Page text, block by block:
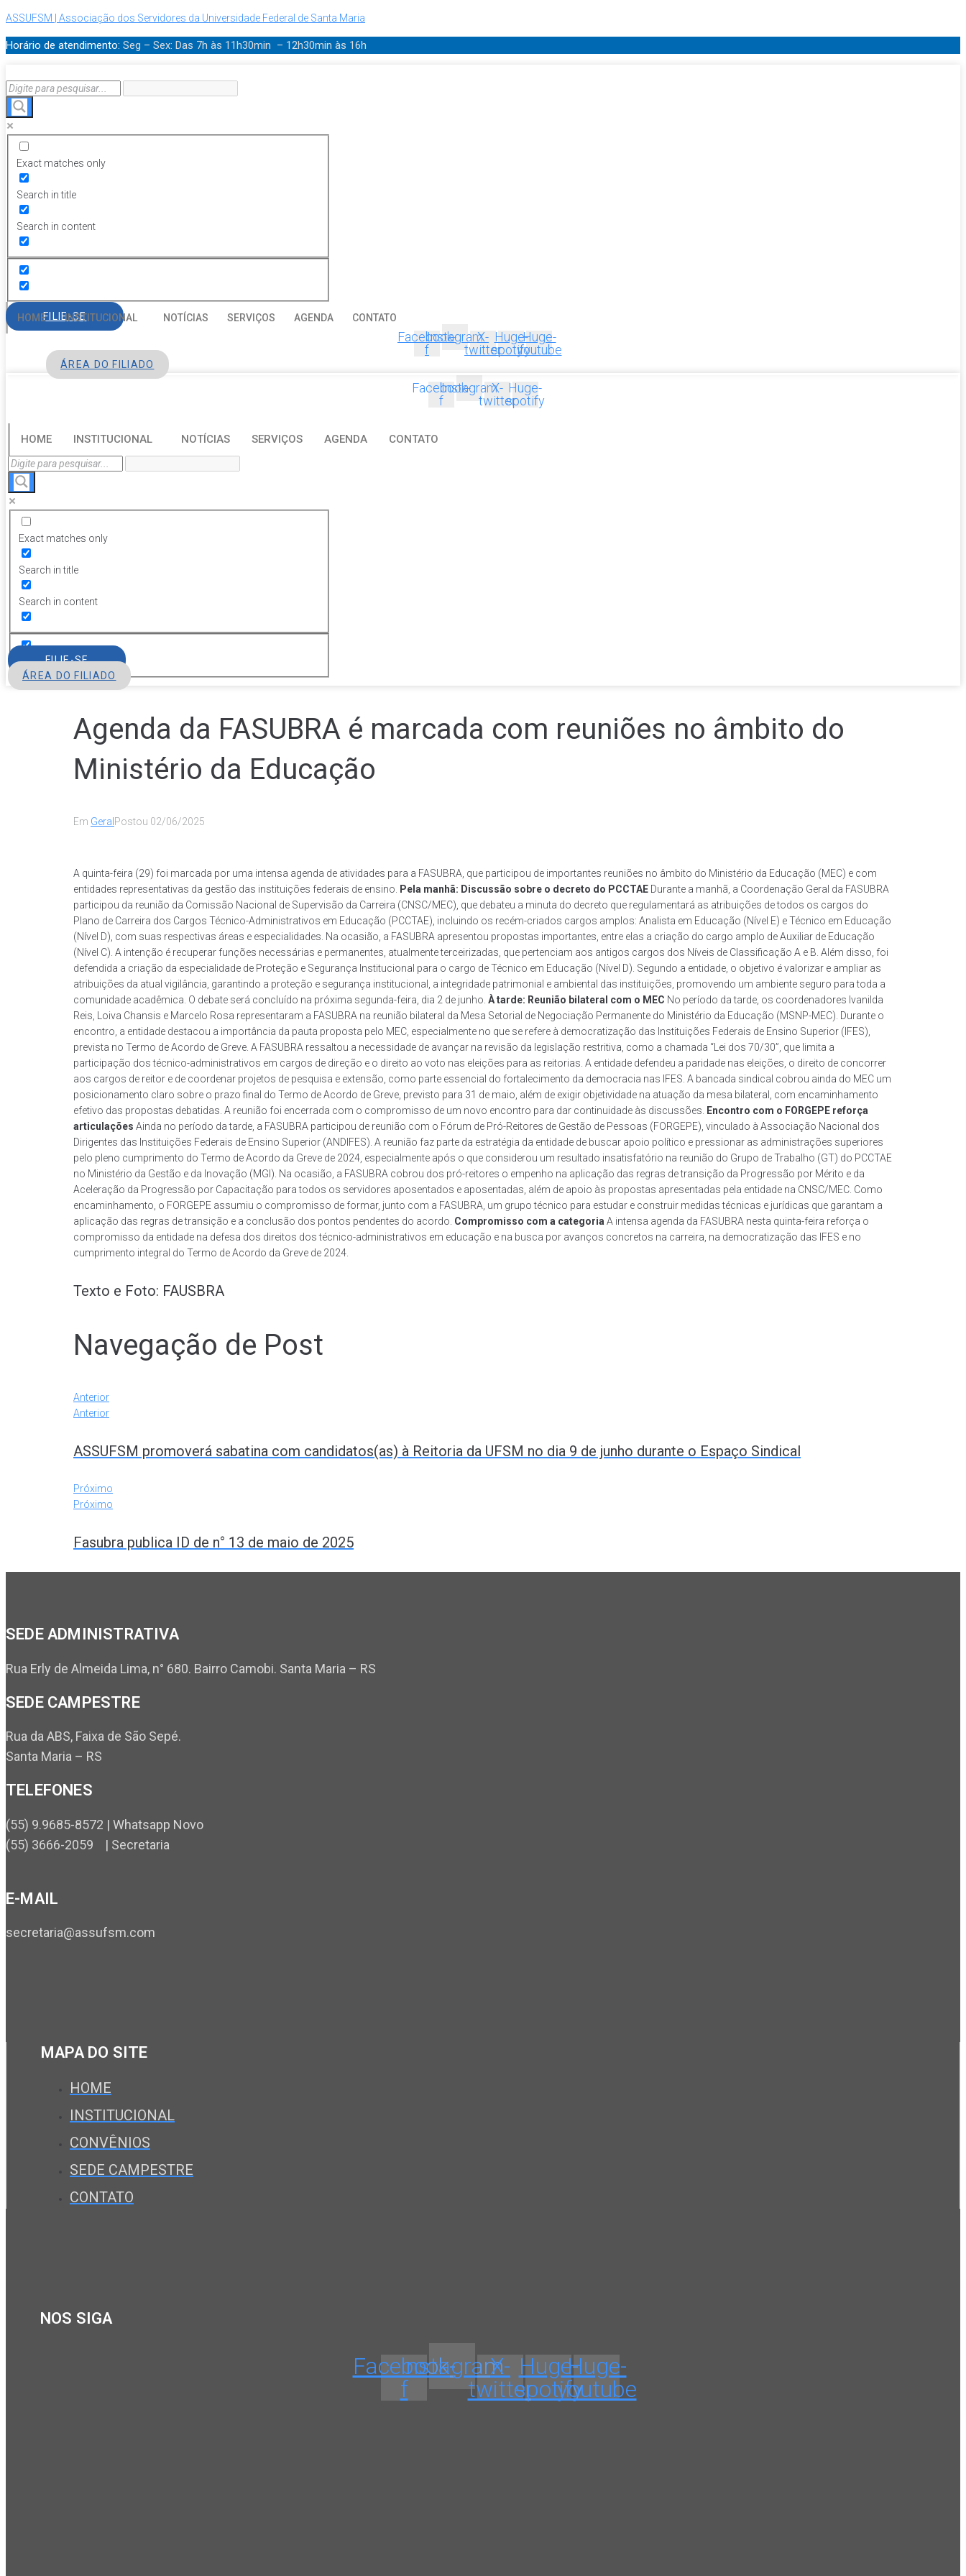
ASSUFSM | Associação dos Servidores da Universidade Federal de Santa Maria
Horário de atendimento: Seg – Sex: Das 7h às 11h30min – 12h30min às 16h
Exact matches only
Search in title
Search in content
HOME INSTITUCIONAL NOTÍCIAS SERVIÇOS AGENDA CONTATO
FILIE-SE
Facebook-
f
InstagramX-
twitter
Huge-
spotify
Huge-
youtube
ÁREA DO FILIADO
Facebook-
f
InstagramX-
twitter
Huge-
spotify
HOME INSTITUCIONAL NOTÍCIAS SERVIÇOS AGENDA CONTATO
Exact matches only
Search in title
Search in content
FILIE-SE
ÁREA DO FILIADO
Agenda da FASUBRA é marcada com reuniões no âmbito do
Ministério da Educação
Em Geral Postou 02/06/2025
A quinta-feira (29) foi marcada por uma intensa agenda de atividades para a FASUBRA, que participou de importantes reuniões no âmbito do Ministério da Educação (MEC) e com
entidades representativas da gestão das instituições federais de ensino.
Pela manhã: Discussão sobre o decreto do PCCTAE Durante a manhã, a Coordenação Geral da FASUBRA
participou da reunião da Comissão Nacional de Supervisão da Carreira (CNSC/MEC), que debateu a minuta do decreto que regulamentará as atribuições de todos os cargos do
Plano de Carreira dos Cargos Técnico-Administrativos em Educação (PCCTAE), incluindo os recém-criados cargos amplos: Analista em Educação (Nível E) e Técnico em Educação
(Nível D), com suas respectivas áreas e especialidades. Na ocasião, a FASUBRA apresentou propostas importantes, entre elas a criação do cargo amplo de Auxiliar de Educação
(Nível C). A intenção é recuperar funções necessárias e permanentes, atualmente terceirizadas, que pertenciam aos antigos cargos dos Níveis de Classificação A e B. Além disso, foi
defendida a criação da especialidade de Proteção e Segurança Institucional para o cargo de Técnico em Educação (Nível D). Segundo a entidade, o objetivo é valorizar e ampliar as
atribuições da atual vigilância, garantindo a proteção e segurança institucional, a integridade patrimonial e ambiental das instituições, promovendo um ambiente seguro para toda a
comunidade acadêmica. O debate será concluído na próxima segunda-feira, dia 2 de junho. À tarde: Reunião bilateral com o MEC No período da tarde, os coordenadores Ivanilda
Reis, Loiva Chansis e Marcelo Rosa representaram a FASUBRA na reunião bilateral da Mesa Setorial de Negociação Permanente do Ministério da Educação (MSNP-MEC). Durante o
encontro, a entidade destacou a importância da pauta proposta pelo MEC, especialmente no que se refere à democratização das Instituições Federais de Ensino Superior (IFES),
prevista no Termo de Acordo de Greve. A FASUBRA ressaltou a necessidade de avançar na revisão da legislação restritiva, como a chamada “Lei dos 70/30”, que limita a
participação dos técnico-administrativos em cargos de direção e o direito ao voto nas eleições para as reitorias. A entidade defendeu a paridade nas eleições, o direito de concorrer
aos cargos de reitor e de coordenar projetos de pesquisa e extensão, como parte essencial do fortalecimento da democracia nas IFES. A bancada sindical cobrou ainda do MEC um
posicionamento claro sobre o prazo final do Termo de Acordo de Greve, previsto para 31 de maio, além de exigir objetividade na atuação da mesa bilateral, com encaminhamento
efetivo das propostas debatidas. A reunião foi encerrada com o compromisso de um novo encontro para dar continuidade às discussões.
Encontro com o FORGEPE reforça
articulações Ainda no período da tarde, a FASUBRA participou de reunião com o Fórum de Pró-Reitores de Gestão de Pessoas (FORGEPE), vinculado à Associação Nacional dos
Dirigentes das Instituições Federais de Ensino Superior (ANDIFES). A reunião faz parte da estratégia da entidade de buscar apoio político e pressionar as administrações superiores
pelo pleno cumprimento do Termo de Acordo da Greve de 2024, especialmente após o que considerou um resultado insatisfatório na reunião do Grupo de Trabalho (GT) do PCCTAE
no Ministério da Gestão e da Inovação (MGI). Na ocasião, a FASUBRA cobrou dos pró-reitores o empenho na aplicação das regras de transição da Progressão por Mérito e da
Aceleração da Progressão por Capacitação para todos os servidores aposentados e aposentadas, além de apoio às propostas apresentadas pela entidade na CNSC/MEC. Como
encaminhamento, o FORGEPE assumiu o compromisso de formar, junto com a FASUBRA, um grupo técnico para estudar e construir medidas técnicas e jurídicas que garantam a
aplicação das regras de transição e a conclusão dos pontos pendentes do acordo. Compromisso com a categoria A intensa agenda da FASUBRA nesta quinta-feira reforça o
compromisso da entidade na defesa dos direitos dos técnico-administrativos em educação e na busca por avanços concretos na carreira, na democratização das IFES e no
cumprimento integral do Termo de Acordo da Greve de 2024.
Texto e Foto: FAUSBRA
Navegação de Post
Anterior
Anterior
ASSUFSM promoverá sabatina com candidatos(as) à Reitoria da UFSM no dia 9 de junho durante o Espaço Sindical
Próximo
Próximo
Fasubra publica ID de n° 13 de maio de 2025
SEDE ADMINISTRATIVA
Rua Erly de Almeida Lima, n° 680. Bairro Camobi. Santa Maria – RS
SEDE CAMPESTRE
Rua da ABS, Faixa de São Sepé.
Santa Maria – RS
TELEFONES
(55) 9.9685-8572 | Whatsapp Novo
(55) 3666-2059 | Secretaria
E-MAIL
secretaria@assufsm.com
MAPA DO SITE
HOME
INSTITUCIONAL
CONVÊNIOS
SEDE CAMPESTRE
CONTATO
NOS SIGA
Facebook-
f
Instagram
X-
twitter
Huge-
spotify
Huge-
youtube